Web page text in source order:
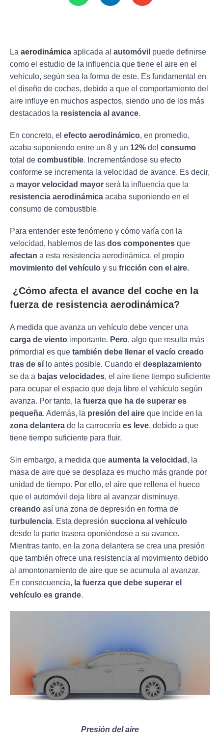
La aerodinámica aplicada al automóvil puede definirse
como el estudio de la influencia que tiene el aire en el
vehículo, según sea la forma de este. Es fundamental en
el diseño de coches, debido a que el comportamiento del
aire influye en muchos aspectos, siendo uno de los más
destacados la resistencia al avance.
En concreto, el efecto aerodinámico, en promedio,
acaba suponiendo entre un 8 y un 12% del consumo
total de combustible. Incrementándose su efecto
conforme se incrementa la velocidad de avance. Es decir,
a mayor velocidad mayor será la influencia que la
resistencia aerodinámica acaba suponiendo en el
consumo de combustible.
Para entender este fenómeno y cómo varía con la
velocidad, hablemos de las dos componentes que
afectan a esta resistencia aerodinámica, el propio
movimiento del vehículo y su fricción con el aire.
¿Cómo afecta el avance del coche en la
fuerza de resistencia aerodinámica?
A medida que avanza un vehículo debe vencer una
carga de viento importante. Pero, algo que resulta más
primordial es que también debe llenar el vacío creado
tras de sí lo antes posible. Cuando el desplazamiento
se da a bajas velocidades, el aire tiene tiempo suficiente
para ocupar el espacio que deja libre el vehículo según
avanza. Por tanto, la fuerza que ha de superar es
pequeña. Además, la presión del aire que incide en la
zona delantera de la carrocería es leve, debido a que
tiene tiempo suficiente para fluir.
Sin embargo, a medida que aumenta la velocidad , la
masa de aire que se desplaza es mucho más grande por
unidad de tiempo. Por ello, el aire que rellena el hueco
que el automóvil deja libre al avanzar disminuye,
creando así una zona de depresión en forma de
turbulencia. Esta depresión succiona al vehículo
desde la parte trasera oponiéndose a su avance.
Mientras tanto, en la zona delantera se crea una presión
que también ofrece una resistencia al movimiento debido
al amontonamiento de aire que se acumula al avanzar.
En consecuencia, la fuerza que debe superar el
vehículo es grande.
Presión del aire